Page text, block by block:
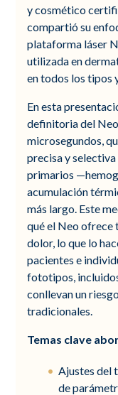
y cosmético
compartió su
plataforma láser
utilizada en
en todos los tipos
En esta
definitoria del
microsegundos,
precisa y
primarios
acumulación
más largo. Este
qué el Neo
dolor, lo que lo
pacientes e
fototipos,
conllevan un
tradicionales.
Temas clave
Ajustes del
de